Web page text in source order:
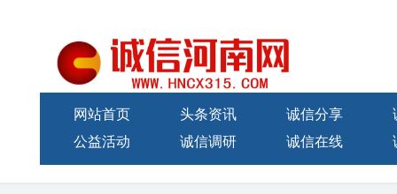
网站首页 头条资讯 诚信分享
公益活动
诚信调研 诚信在线